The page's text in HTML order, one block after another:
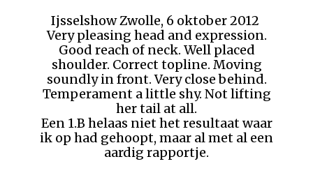
Ijsselshow Zwolle, 6 oktober 2012
Very pleasing head and expression.
Good reach of neck. Well placed
shoulder. Correct topline. Moving
soundly in front. Very close behind.
Temperament a little shy. Not lifting
her tail at all.
Een 1.B helaas niet het resultaat waar
ik op had gehoopt, maar al met al een
aardig rapportje.